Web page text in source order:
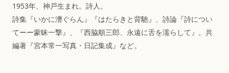
1953年、神戸生まれ。詩人。
詩集『いかに漕ぐらん』『はたらきと背馳』、詩論『詩につい
てーー蒙昧一撃』、『西脇順三郎、永遠に舌を濡らして』。共
編著『宮本常一写真・日記集成』など。